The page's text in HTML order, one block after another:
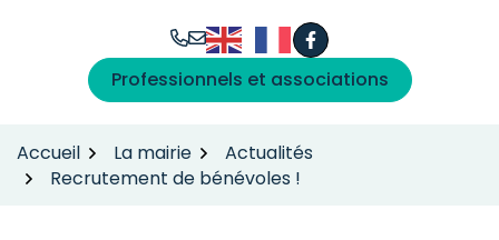
Facebook
(ouverture dans un
Professionnels et associations
Accueil La mairie
Actualités
Recrutement de bénévoles !